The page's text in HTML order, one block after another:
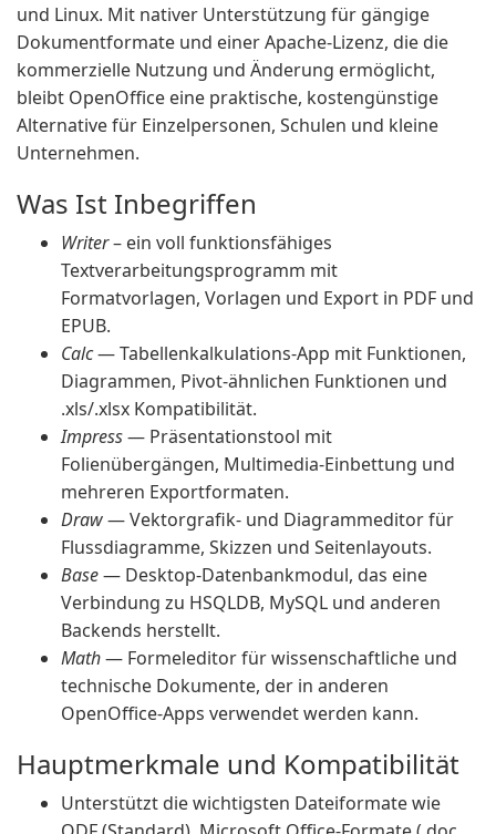
und Linux. Mit nativer Unterstützung für gängige
Dokumentformate und einer Apache-Lizenz, die die
kommerzielle Nutzung und Änderung ermöglicht,
bleibt OpenOffice eine praktische, kostengünstige
Alternative für Einzelpersonen, Schulen und kleine
Unternehmen.
Was Ist Inbegriffen
Writer– ein voll funktionsfähiges
Textverarbeitungsprogramm mit
Formatvorlagen, Vorlagen und Export in PDF und
EPUB.
Calc— Tabellenkalkulations-App mit Funktionen,
Diagrammen, Pivot-ähnlichen Funktionen und
.xls/.xlsx Kompatibilität.
Impress— Präsentationstool mit
Folienübergängen, Multimedia-Einbettung und
mehreren Exportformaten.
Draw— Vektorgrafik- und Diagrammeditor für
Flussdiagramme, Skizzen und Seitenlayouts.
Base— Desktop-Datenbankmodul, das eine
Verbindung zu HSQLDB, MySQL und anderen
Backends herstellt.
Math— Formeleditor für wissenschaftliche und
technische Dokumente, der in anderen
OpenOffice-Apps verwendet werden kann.
Hauptmerkmale und Kompatibilität
Unterstützt die wichtigsten Dateiformate wie